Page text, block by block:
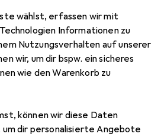
wählst, erfassen wir mit
Informationen zu
Nutzungsverhalten auf unserer
wir, um dir bspw. ein sicheres
wie den Warenkorb zu
können wir diese Daten
um dir personalisierte Angebote
5 Bilder
121 PD Eco